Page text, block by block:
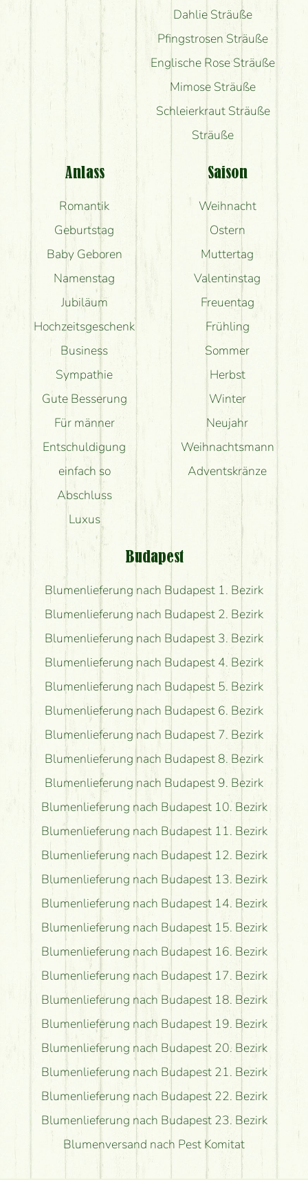
Dahlie Sträuße
Pfingstrosen Sträuße
Englische Rose Sträuße
Mimose Sträuße
Schleierkraut Sträuße
Sträuße
Anlass
Romantik
Geburtstag
Baby Geboren
Namenstag
Jubiläum
Hochzeitsgeschenk
Business
Sympathie
Gute Besserung
Für männer
Entschuldigung
einfach so
Abschluss
Luxus
Saison
Weihnacht
Ostern
Muttertag
Valentinstag
Freuentag
Frühling
Sommer
Herbst
Winter
Neujahr
Weihnachtsmann
Adventskränze
Budapest
Blumenlieferung nach Budapest 1. Bezirk
Blumenlieferung nach Budapest 2. Bezirk
Blumenlieferung nach Budapest 3. Bezirk
Blumenlieferung nach Budapest 4. Bezirk
Blumenlieferung nach Budapest 5. Bezirk
Blumenlieferung nach Budapest 6. Bezirk
Blumenlieferung nach Budapest 7. Bezirk
Blumenlieferung nach Budapest 8. Bezirk
Blumenlieferung nach Budapest 9. Bezirk
Blumenlieferung nach Budapest 10. Bezirk
Blumenlieferung nach Budapest 11. Bezirk
Blumenlieferung nach Budapest 12. Bezirk
Blumenlieferung nach Budapest 13. Bezirk
Blumenlieferung nach Budapest 14. Bezirk
Blumenlieferung nach Budapest 15. Bezirk
Blumenlieferung nach Budapest 16. Bezirk
Blumenlieferung nach Budapest 17. Bezirk
Blumenlieferung nach Budapest 18. Bezirk
Blumenlieferung nach Budapest 19. Bezirk
Blumenlieferung nach Budapest 20. Bezirk
Blumenlieferung nach Budapest 21. Bezirk
Blumenlieferung nach Budapest 22. Bezirk
Blumenlieferung nach Budapest 23. Bezirk
Blumenversand nach Pest Komitat